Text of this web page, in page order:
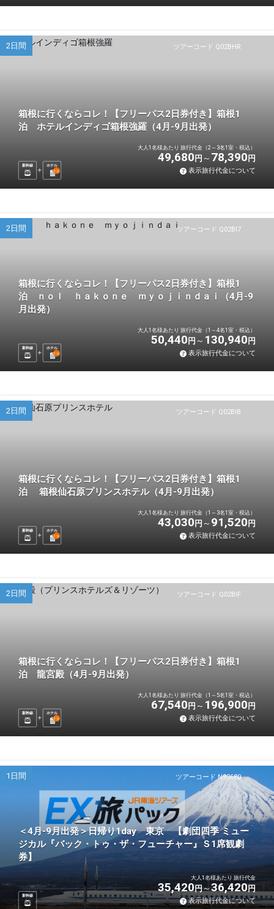
ツアーコード Q02BHR
2日間
箱根に行くならコレ！【フリーパス2日券付き】箱根1
泊 ホテルインディゴ箱根強羅（4月-9月出発）
新幹線
ホテル
1 泊
大人1名様あたり 旅行代金（2～3名1室・税込）
49,680 円 78,390 円
表示旅行代金について
ツアーコード Q02BI7
2日間
箱根に行くならコレ！【フリーパス2日券付き】箱根1
泊 ｎｏｌ ｈａｋｏｎｅ ｍｙｏｊｉｎｄａｉ（4月-9
月出発）
新幹線
ホテル
1 泊
大人1名様あたり 旅行代金（1～4名1室・税込）
50,440 円 130,940 円
表示旅行代金について
ツアーコード Q02BIB
2日間
箱根に行くならコレ！【フリーパス2日券付き】箱根1
泊 箱根仙石原プリンスホテル（4月-9月出発）
新幹線
ホテル
1 泊
大人1名様あたり 旅行代金（1～3名1室・税込）
43,030 円 91,520 円
表示旅行代金について
ツアーコード Q02BIF
2日間
箱根に行くならコレ！【フリーパス2日券付き】箱根1
泊 龍宮殿（4月-9月出発）
新幹線
ホテル
1 泊
大人1名様あたり 旅行代金（1～5名1室・税込）
67,540 円 196,900 円
表示旅行代金について
ツアーコード N93680
1日間
＜4月-9月出発＞日帰り1day 東京 【劇団四季 ミュー
ジカル『バック・トゥ・ザ・フューチャー』Ｓ1席観劇
券】
新幹線
大人1名様あたり 旅行代金
35,420円 36,420円
表示旅行代金について